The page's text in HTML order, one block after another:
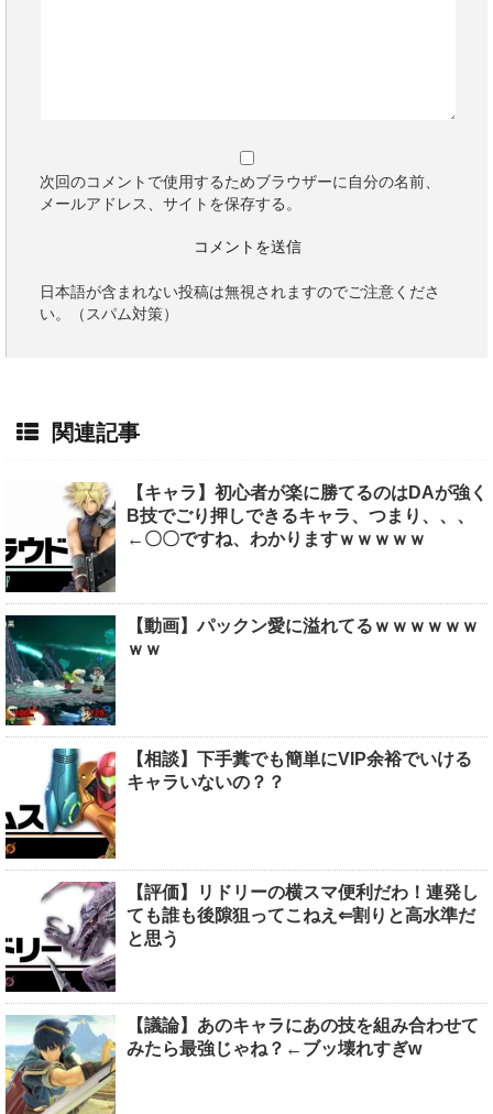
次回のコメントで使用するためブラウザーに自分の名前、
メールアドレス、サイトを保存する。
日本語が含まれない投稿は無視されますのでご注意くださ
い。（スパム対策）
関連記事
【キャラ】初心者が楽に勝てるのはDAが強く
B技でごり押しできるキャラ、つまり、、、
←〇〇ですね、わかりますｗｗｗｗｗ
【動画】パックン愛に溢れてるｗｗｗｗｗｗ
ｗｗ
【相談】下手糞でも簡単にVIP余裕でいける
キャラいないの？？
【評価】リドリーの横スマ便利だわ！連発し
ても誰も後隙狙ってこねえ⇐割りと高水準だ
と思う
【議論】あのキャラにあの技を組み合わせて
みたら最強じゃね？←ブッ壊れすぎw